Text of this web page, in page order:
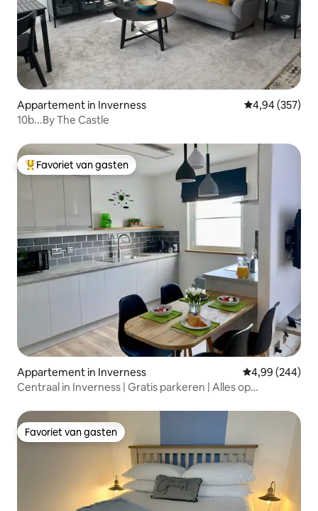
Appartement in Inverness Gemiddelde
4,94 (357)
10b...By The Castle
Topfavoriet van gasten
Favoriet van gasten
Appartement in Inverness Gemiddelde
4,99 (244)
Centraal in Inverness | Gratis parkeren | Alles op
Favoriet van gasten
Favoriet van gasten